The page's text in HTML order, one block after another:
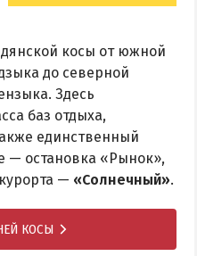
косы от южной
до северной
Здесь
баз отдыха,
единственный
— остановка «Рынок»,
курорта — «Солнечный».
КОСЫ